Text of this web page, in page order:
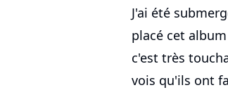
J'ai été
placé cet
c'est très
vois qu'ils ont